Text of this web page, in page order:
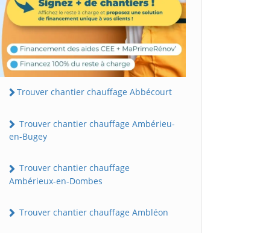
Trouver chantier chauffage Abbécourt
Trouver chantier chauffage Ambérieu-
en-Bugey
Trouver chantier chauffage
Ambérieux-en-Dombes
Trouver chantier chauffage Ambléon